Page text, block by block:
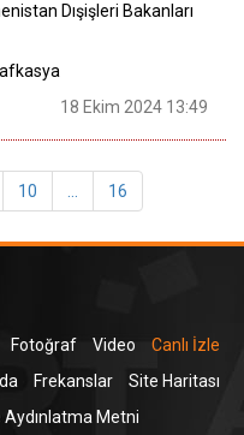
Dışişleri Bakanları
18 Ekim 2024 13:49
10 16
Fotoğraf Video
Canlı İzle
Frekanslar
Site Haritası
Aydınlatma Metni